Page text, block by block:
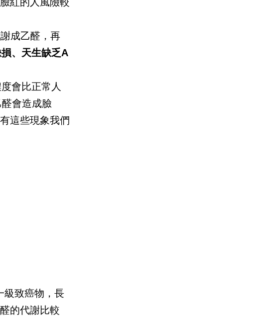
成乙醛，再
、天生缺乏A
會比正常人
會造成臉
這些現象我們
級致癌物，長
的代謝比較